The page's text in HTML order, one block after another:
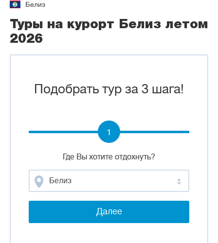
Белиз
Туры на курорт Белиз летом
2026
Подобрать тур за 3 шага!
Где Вы хотите отдохнуть?
Белиз
Далее
1